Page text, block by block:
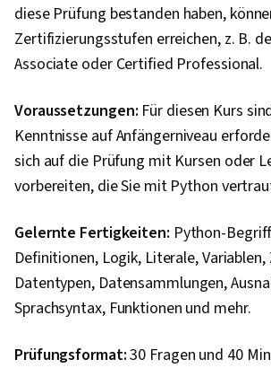
diese Prüfung bestanden haben,
Zertifizierungsstufen erreichen, z. B.
Associate oder Certified Professional.
Voraussetzungen: Für diesen Kurs
Kenntnisse auf Anfängerniveau
sich auf die Prüfung mit Kursen oder
vorbereiten, die Sie mit Python
Gelernte Fertigkeiten: Python-
Definitionen, Logik, Literale,
Datentypen, Datensammlungen,
Sprachsyntax, Funktionen und mehr.
Prüfungsformat:30 Fragen und 40